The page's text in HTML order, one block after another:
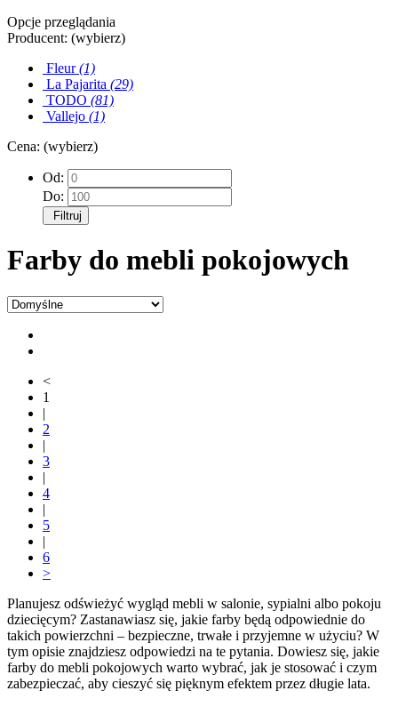
Opcje przeglądania
Producent: (wybierz)
Fleur (1)
La Pajarita (29)
TODO (81)
Vallejo (1)
Cena: (wybierz)
Od:
Do:
Filtruj
Farby do mebli pokojowych
<
1
|
2
|
3
|
4
|
5
|
6
>
Planujesz odświeżyć wygląd mebli w salonie, sypialni albo pokoju
dziecięcym? Zastanawiasz się, jakie farby będą odpowiednie do
takich powierzchni – bezpieczne, trwałe i przyjemne w użyciu? W
tym opisie znajdziesz odpowiedzi na te pytania. Dowiesz się, jakie
farby do mebli pokojowych warto wybrać, jak je stosować i czym
zabezpieczać, aby cieszyć się pięknym efektem przez długie lata.